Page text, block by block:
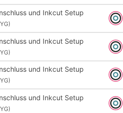
und Inkcut Setup
und Inkcut Setup
und Inkcut Setup
und Inkcut Setup